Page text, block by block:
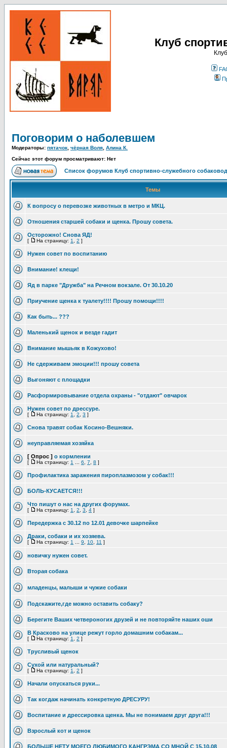
Клуб
Поговорим о наболевшем
Модераторы: пятачок чёрная Воля Алина К.
Сейчас этот форум просматривают: Нет
Список форумов Клуб спортивно-служебного
Темы
К вопросу о перевозке животных в метро и МКЦ.
Отношения старшей собаки и щенка. Прошу совета.
Осторожно! Снова ЯД!
[ На страницу: 1 2 ]
Нужен совет по воспитанию
Внимание! клещи!
Яд в парке "Дружба" на Речном вокзале. От 30.10.20
Приучение щенка к туалету!!!! Прошу помощи!!!!
Как быть... ???
Маленький щенок и везде гадит
Внимание мышьяк в Кожухово!
Не сдерживаем эмоции!!! прошу совета
Выгоняют с площадки
Расформировывание отдела охраны - "отдают" овчарок
Нужен совет по дрессуре.
[ На страницу: 1 2 3 ]
Снова травят собак Косино-Вешняки.
неуправляемая хозяйка
[ Опрос ] о кормлении
[ На страницу: 1 6 7 8 ]
Профилактика заражения пироплазмозом у собак!!!
БОЛЬ-КУСАЕТСЯ!!!
Что пишут о нас на других форумах.
[ На страницу: 1 2 3 4 ]
Передержка с 30.12 по 12.01 девочке шарпейке
Драки, собаки и их хозяева.
[ На страницу: 1 9 10 11 ]
новичку нужен совет.
Вторая собака
младенцы, малыши и чужие собаки
Подскажите,где можно оставить собаку?
Берегите Ваших четвероногих друзей и не повторяйте наших оши
В Красково на улице режут горло домашним собакам...
[ На страницу: 1 2 ]
Трусливый щенок
Сухой или натуральный?
[ На страницу: 1 2 ]
Начали опускаться руки...
Так когдаж начинать конкретную ДРЕСУРУ!
Воспитание и дрессировка щенка. Мы не понимаем друг друга!!!
Взрослый кот и щенок
БОЛЬШЕ НЕТУ МОЕГО ЛЮБИМОГО КАНГРЭМА СО МНОЙ С 15.10.08